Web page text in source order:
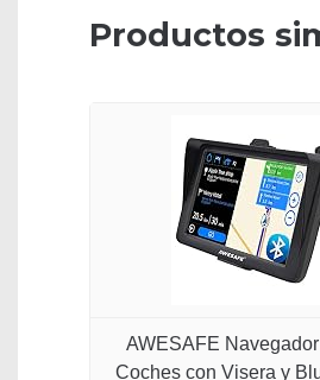
Productos
AWESAFE
Coches con Visera y